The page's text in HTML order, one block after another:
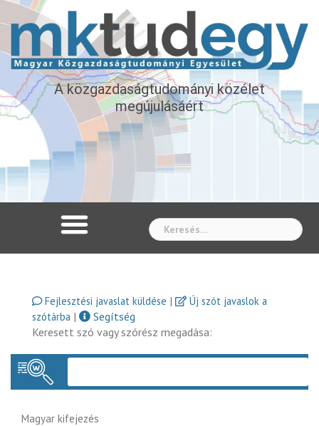
A közgazdaságtudományi közélet
megújulásáért
Fejlesztési javaslat küldése |
Új szót javaslok a
szótárba |
Segítség
Keresett szó vagy szórész megadása:
Magyar kifejezés